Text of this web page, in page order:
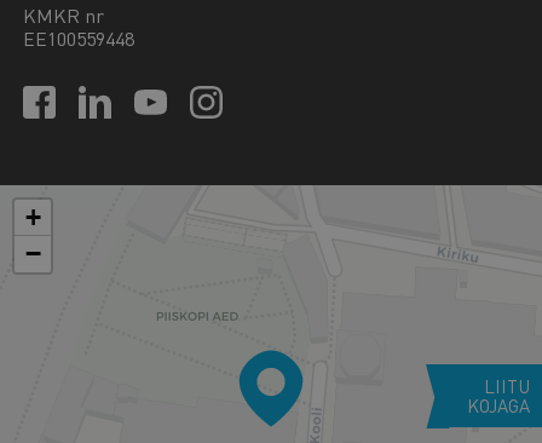
KMKR nr
EE100559448
+
−
LIITU
KOJAGA